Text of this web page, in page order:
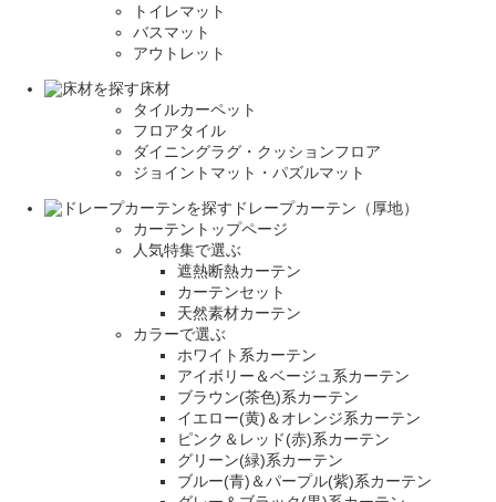
トイレマット
バスマット
アウトレット
床材
タイルカーペット
フロアタイル
ダイニングラグ・クッションフロア
ジョイントマット・パズルマット
ドレープカーテン（厚地）
カーテントップページ
人気特集で選ぶ
遮熱断熱カーテン
カーテンセット
天然素材カーテン
カラーで選ぶ
ホワイト系カーテン
アイボリー＆ベージュ系カーテン
ブラウン(茶色)系カーテン
イエロー(黄)＆オレンジ系カーテン
ピンク＆レッド(赤)系カーテン
グリーン(緑)系カーテン
ブルー(青)＆パープル(紫)系カーテン